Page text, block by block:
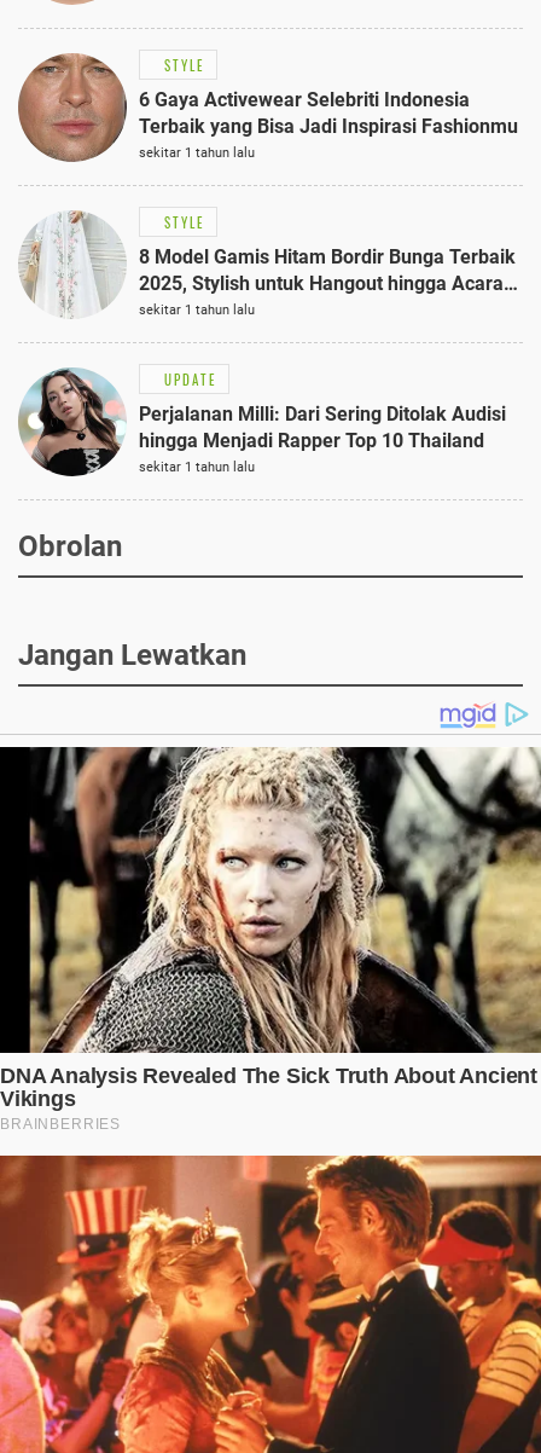
STYLE
6 Gaya Activewear Selebriti Indonesia
Terbaik yang Bisa Jadi Inspirasi Fashionmu
sekitar 1 tahun lalu
STYLE
8 Model Gamis Hitam Bordir Bunga Terbaik
2025, Stylish untuk Hangout hingga Acara
Semi-Formal
sekitar 1 tahun lalu
UPDATE
Perjalanan Milli: Dari Sering Ditolak Audisi
hingga Menjadi Rapper Top 10 Thailand
sekitar 1 tahun lalu
Obrolan
Jangan Lewatkan